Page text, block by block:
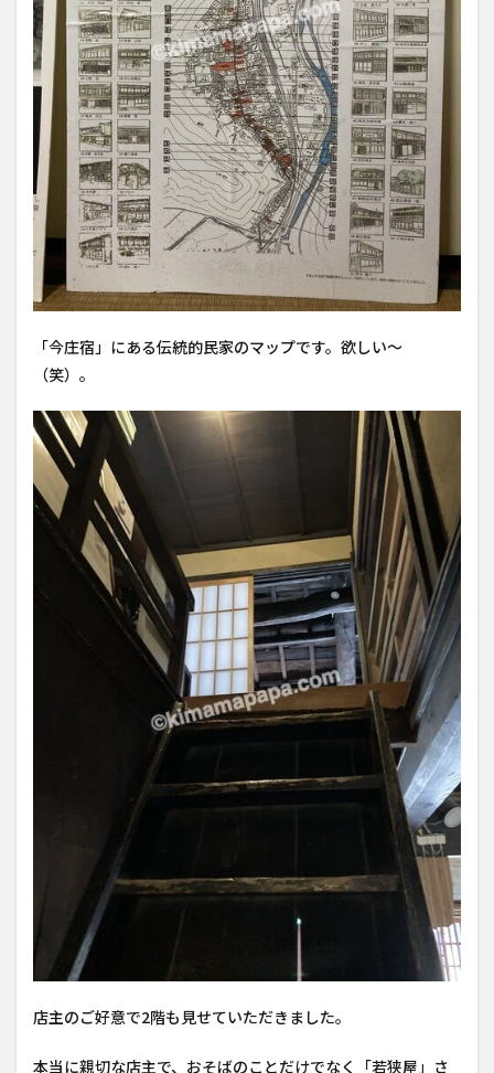
「今庄宿」にある伝統的民家のマップです。欲しい〜
（笑）。
店主のご好意で2階も見せていただきました。
本当に親切な店主で、おそばのことだけでなく「若狭屋」さ